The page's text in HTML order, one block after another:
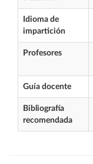
Idioma de
impartición
Profesores
Guía docente
Bibliografía
recomendada